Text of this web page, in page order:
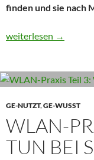
finden und sie nach
WLAN-Praxis Teil 4:
weiterlesen →
GE-NUTZT,GE-WUSST
WLAN-
TUN BEI